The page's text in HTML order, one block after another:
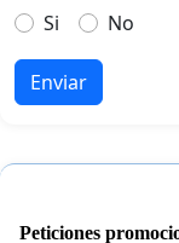
Si
No
Enviar
Peticiones